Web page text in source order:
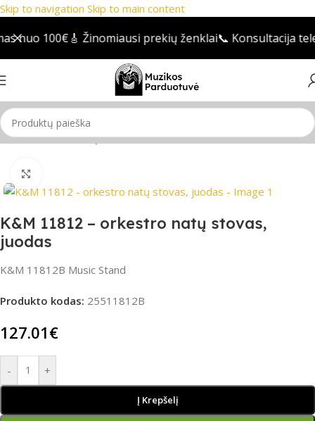
Skip to navigation Skip to main content
nuo 100€🎸 Žinomiausi prekių ženklai📞 Konsultacija
Pradžia/Stovai/Natų stovas
K&M 11812 – orkestro natų stovas,
juodas
K&M 11812B Music Stand
Produkto kodas: 25511812B
127.01€
- +
Į Krepšelį